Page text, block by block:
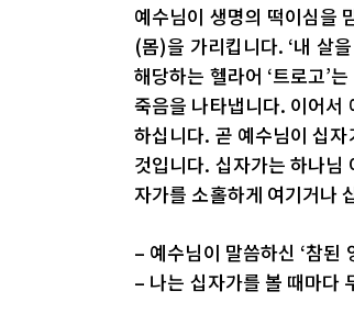
예수님이 생명의 떡이심을
(몸)을 가리킵니다. ‘내 살
해당하는 헬라어 ‘트로고’
죽음을 나타냅니다. 이어서
하십니다. 곧 예수님이 십
것입니다. 십자가는 하나님
자가를 소홀하게 여기거나
– 예수님이 말씀하신 ‘참된
– 나는 십자가를 볼 때마다